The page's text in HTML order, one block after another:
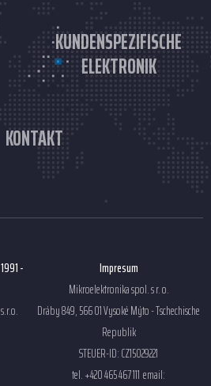
KUNDENSPEZIFISCHE
ELEKTRONIK
KONTAKT
-
Impresum
Mikroelektronika spol. s r. o.
Dráby 849, 566 01 Vysoké Mýto - Tschechische
Republik
STEUER-ID: CZ15029221
tel. +420 465 467 111 email: